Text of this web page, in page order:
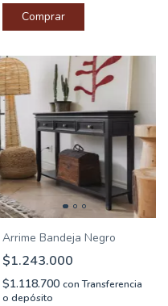
Arrime Bandeja Negro
$1.243.000
$1.118.700 con Transferencia
o depósito